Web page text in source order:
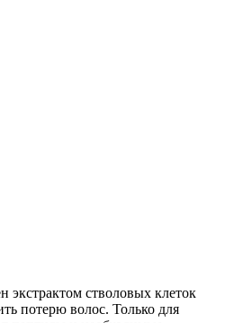
стволовых клеток
потерю волос. Только для